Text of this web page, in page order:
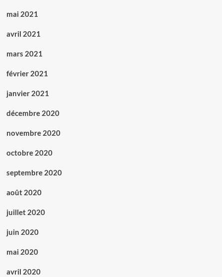
mai 2021
avril 2021
mars 2021
février 2021
janvier 2021
décembre 2020
novembre 2020
octobre 2020
septembre 2020
août 2020
juillet 2020
juin 2020
mai 2020
avril 2020